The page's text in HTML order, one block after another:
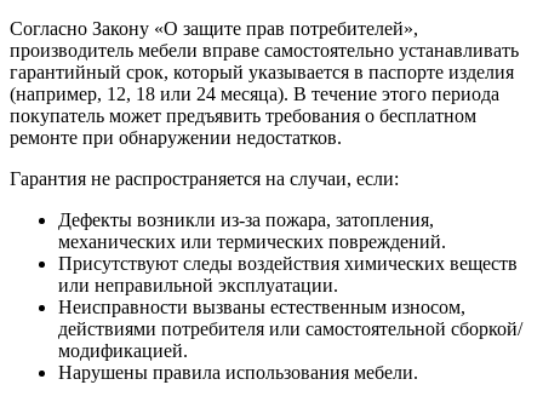
Согласно Закону «О защите прав потребителей»,
производитель мебели вправе самостоятельно устанавливать
гарантийный срок, который указывается в паспорте изделия
(например, 12, 18 или 24 месяца). В течение этого периода
покупатель может предъявить требования о бесплатном
ремонте при обнаружении недостатков.
Гарантия не распространяется на случаи, если:
Дефекты возникли из-за пожара, затопления,
механических или термических повреждений.
Присутствуют следы воздействия химических веществ
или неправильной эксплуатации.
Неисправности вызваны естественным износом,
действиями потребителя или самостоятельной сборкой/
модификацией.
Нарушены правила использования мебели.